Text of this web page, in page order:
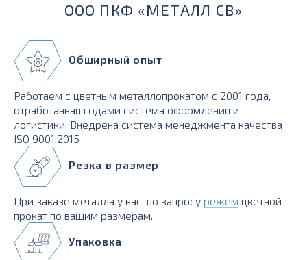
ООО ПКФ «МЕТАЛЛ СВ»
Обширный опыт
Работаем с цветным металлопрокатом с 2001 года,
отработанная годами система оформления и
логистики. Внедрена система менеджмента качества
ISO 9001:2015
Резка в размер
При заказе металла у нас, по запросу режем цветной
прокат по вашим размерам.
Упаковка